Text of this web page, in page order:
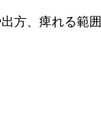
方、痺れる範